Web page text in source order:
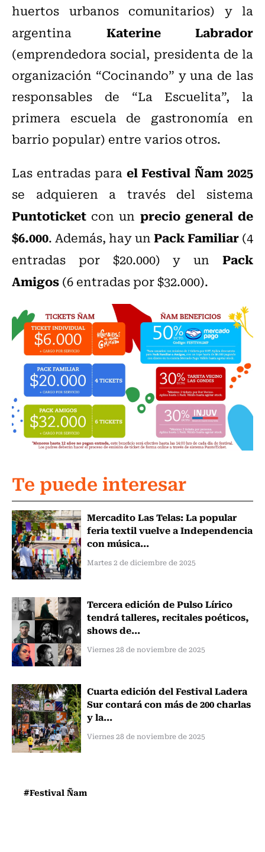
huertos urbanos comunitarios) y la
argentina Katerine Labrador
(emprendedora social, presidenta de la
organización “Cocinando” y una de las
responsables de “La Escuelita”, la
primera escuela de gastronomía en
barrio popular) entre varios otros.
Las entradas para el Festival Ñam 2025
se adquieren a través del sistema
Puntoticket con un precio general de
$6.000. Además, hay unPack Familiar(4
entradas por $20.000) y un Pack
Amigos(6 entradas por $32.000).
Te puede interesar
Mercadito Las Telas: La popular
feria textil vuelve a Independencia
con música...
Martes 2 de diciembre de 2025
Tercera edición de Pulso Lírico
tendrá talleres, recitales poéticos,
shows de...
Viernes 28 de noviembre de 2025
Cuarta edición del Festival Ladera
Sur contará con más de 200 charlas
y la...
Viernes 28 de noviembre de 2025
#Festival Ñam